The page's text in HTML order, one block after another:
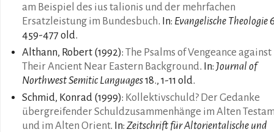
am Beispiel des ius talionis und der mehrfachen
Ersatzleistung im Bundesbuch. In: Evangelische Theologie
459-477 old.
Althann, Robert (1992): The Psalms of Vengeance against
Their Ancient Near Eastern Background. In: Journal of
Northwest Semitic Languages18., 1-11 old.
Schmid, Konrad (1999): Kollektivschuld? Der Gedanke
übergreifender Schuldzusammenhänge im Alten
und im Alten Orient. In: Zeitschrift für Altorientalische und